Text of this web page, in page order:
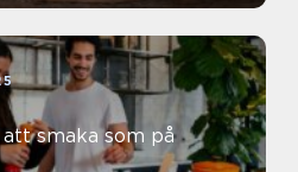
smaka som på